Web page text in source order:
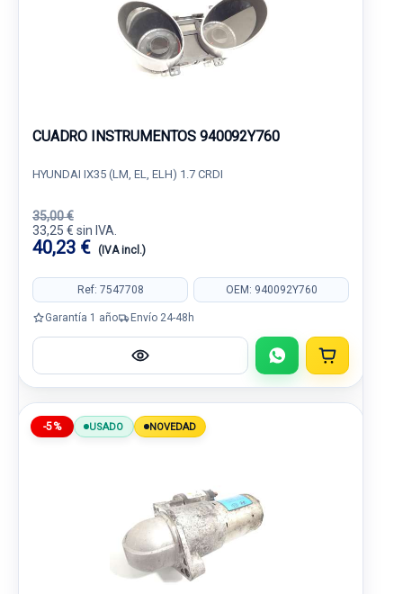
CUADRO INSTRUMENTOS 940092Y760
HYUNDAI IX35 (LM, EL, ELH) 1.7 CRDI
35,00 €
33,25 € sin IVA.
40,23 € (IVA incl.)
Ref: 7547708 OEM: 940092Y760
Garantía 1 año Envío 24-48h
-5% USADO NOVEDAD